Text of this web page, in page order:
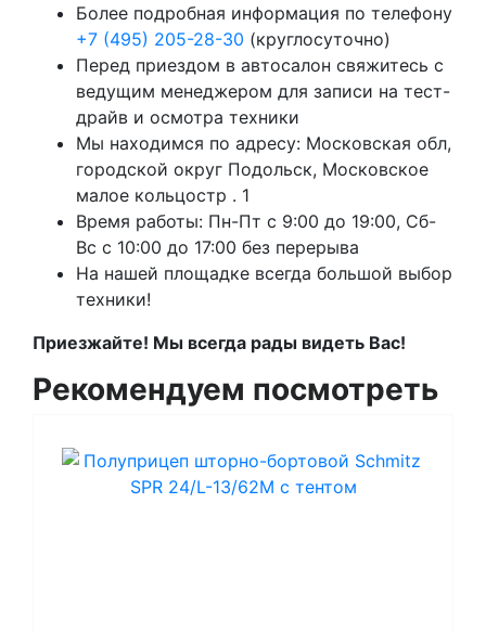
Более подробная информация по телефону
+7 (495) 205-28-30 (круглосуточно)
Перед приездом в автосалон свяжитесь с
ведущим менеджером для записи на тест-
драйв и осмотра техники
Мы находимся по адресу: Московская обл,
городской округ Подольск, Московское
малое кольцостр . 1
Время работы: Пн-Пт с 9:00 до 19:00, Сб-
Вс с 10:00 до 17:00 без перерыва
На нашей площадке всегда большой выбор
техники!
Приезжайте! Мы всегда рады видеть Вас!
Рекомендуем посмотреть